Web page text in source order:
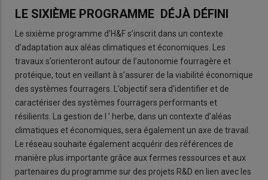
LE SIXIÈME PROGRAMME DÉJÀ DÉFINI
Le sixième programme d’H&F s’inscrit dans un contexte
d’adaptation aux aléas climatiques et économiques. Les
travaux s’orienteront autour de l’autonomie fourragère et
protéique, tout en veillant à s’assurer de la viabilité économique
des systèmes fourragers. L’objectif sera d’identifier et de
caractériser des systèmes fourragers performants et
résilients. La gestion de l ’ herbe, dans un contexte d’aléas
climatiques et économiques, sera également un axe de travail.
Le réseau souhaite également acquérir des références de
manière plus importante grâce aux fermes ressources et aux
partenaires du programme sur des projets R&D en lien avec les